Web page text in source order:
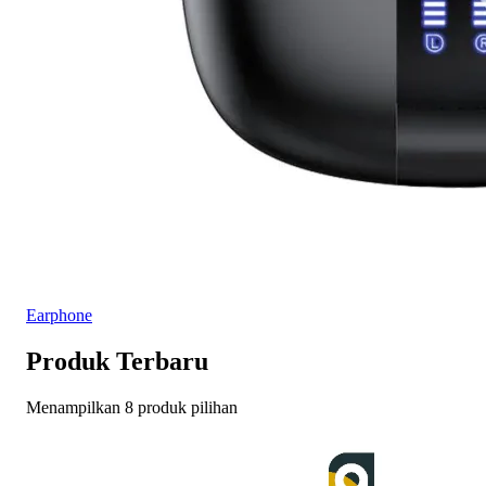
Earphone
Produk Terbaru
Menampilkan 8 produk pilihan